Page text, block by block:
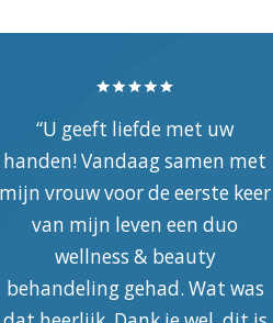
“Hele goede ervaring bij
Arovite, mijn vakantie is
ontspannen begonnen, dank
je wel Edith …”
Marlou